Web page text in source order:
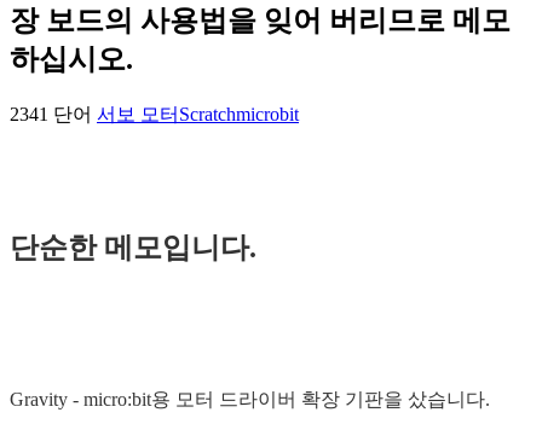
장 보드의 사용법을 잊어 버리므로 메모
하십시오.
2341 단어 서보 모터 Scratchmicrobit
단순한 메모입니다.
Gravity - micro:bit용 모터 드라이버 확장 기판을 샀습니다.